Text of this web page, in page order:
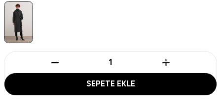
SEPETE EKLE